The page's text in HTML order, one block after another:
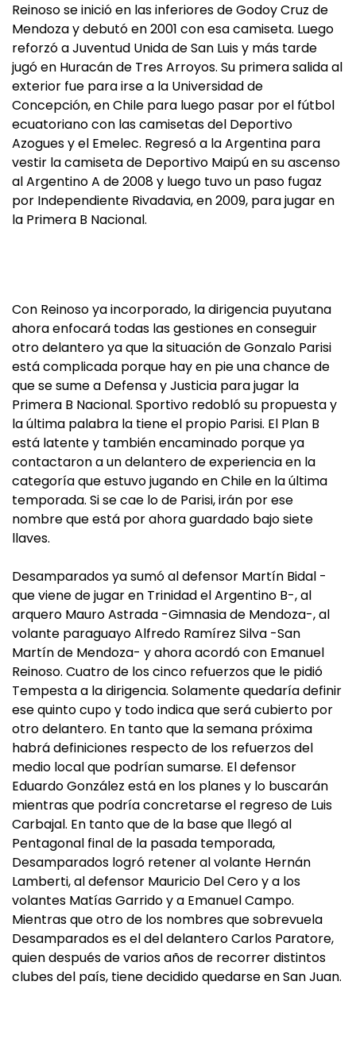
Reinoso se inició en las inferiores de Godoy Cruz de
Mendoza y debutó en 2001 con esa camiseta. Luego
reforzó a Juventud Unida de San Luis y más tarde
jugó en Huracán de Tres Arroyos. Su primera salida al
exterior fue para irse a la Universidad de
Concepción, en Chile para luego pasar por el fútbol
ecuatoriano con las camisetas del Deportivo
Azogues y el Emelec. Regresó a la Argentina para
vestir la camiseta de Deportivo Maipú en su ascenso
al Argentino A de 2008 y luego tuvo un paso fugaz
por Independiente Rivadavia, en 2009, para jugar en
la Primera B Nacional.
Con Reinoso ya incorporado, la dirigencia puyutana
ahora enfocará todas las gestiones en conseguir
otro delantero ya que la situación de Gonzalo Parisi
está complicada porque hay en pie una chance de
que se sume a Defensa y Justicia para jugar la
Primera B Nacional. Sportivo redobló su propuesta y
la última palabra la tiene el propio Parisi. El Plan B
está latente y también encaminado porque ya
contactaron a un delantero de experiencia en la
categoría que estuvo jugando en Chile en la última
temporada. Si se cae lo de Parisi, irán por ese
nombre que está por ahora guardado bajo siete
llaves.
Desamparados ya sumó al defensor Martín Bidal -
que viene de jugar en Trinidad el Argentino B-, al
arquero Mauro Astrada -Gimnasia de Mendoza-, al
volante paraguayo Alfredo Ramírez Silva -San
Martín de Mendoza- y ahora acordó con Emanuel
Reinoso. Cuatro de los cinco refuerzos que le pidió
Tempesta a la dirigencia. Solamente quedaría definir
ese quinto cupo y todo indica que será cubierto por
otro delantero. En tanto que la semana próxima
habrá definiciones respecto de los refuerzos del
medio local que podrían sumarse. El defensor
Eduardo González está en los planes y lo buscarán
mientras que podría concretarse el regreso de Luis
Carbajal. En tanto que de la base que llegó al
Pentagonal final de la pasada temporada,
Desamparados logró retener al volante Hernán
Lamberti, al defensor Mauricio Del Cero y a los
volantes Matías Garrido y a Emanuel Campo.
Mientras que otro de los nombres que sobrevuela
Desamparados es el del delantero Carlos Paratore,
quien después de varios años de recorrer distintos
clubes del país, tiene decidido quedarse en San Juan.